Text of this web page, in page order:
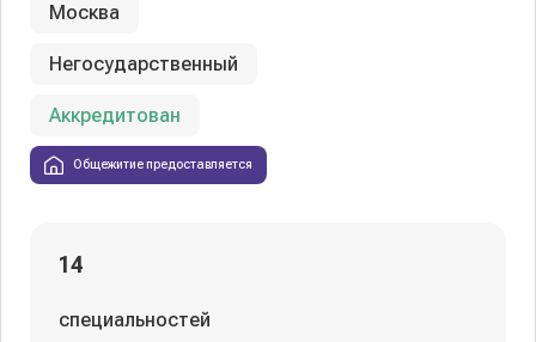
Москва
Негосударственный
Аккредитован
Общежитие предоставляется
14
специальностей